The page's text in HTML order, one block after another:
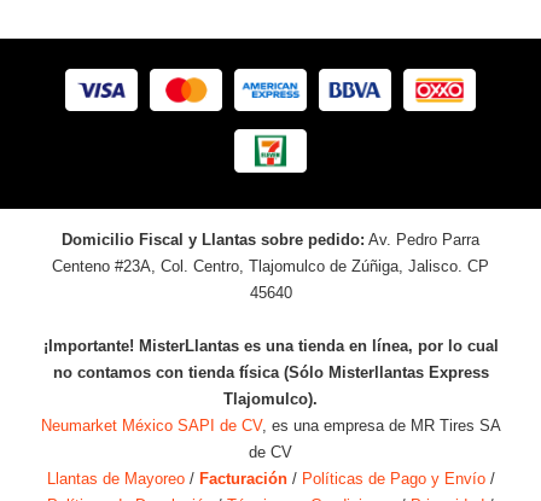
Domicilio Fiscal y Llantas sobre pedido: Av. Pedro Parra
Centeno #23A, Col. Centro, Tlajomulco de Zúñiga, Jalisco. CP
45640
¡Importante! MisterLlantas es una tienda en línea, por lo cual
no contamos con tienda física (Sólo Misterllantas Express
Tlajomulco).
Neumarket México SAPI de CV, es una empresa de MR Tires SA
de CV
Llantas de Mayoreo/ Facturación/ Políticas de Pago y Envío/